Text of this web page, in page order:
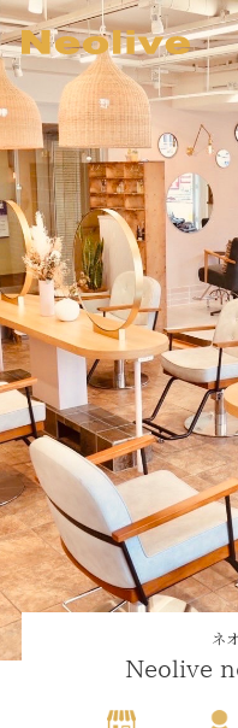
ネ
Neolive